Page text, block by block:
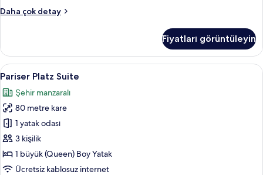
Daha çok detay
Junior
fazla
detay
Fiyatları görüntüleyin
Pariser
Platz
Suite
için
tüm
fotoğrafları
görün
Pariser Platz Suite | Kaliteli yatak
11
Pariser Platz Suite
Şehir manzaralı
80 metre kare
1 yatak odası
3 kişilik
1 büyük (Queen) Boy Yatak
Ücretsiz kablosuz internet